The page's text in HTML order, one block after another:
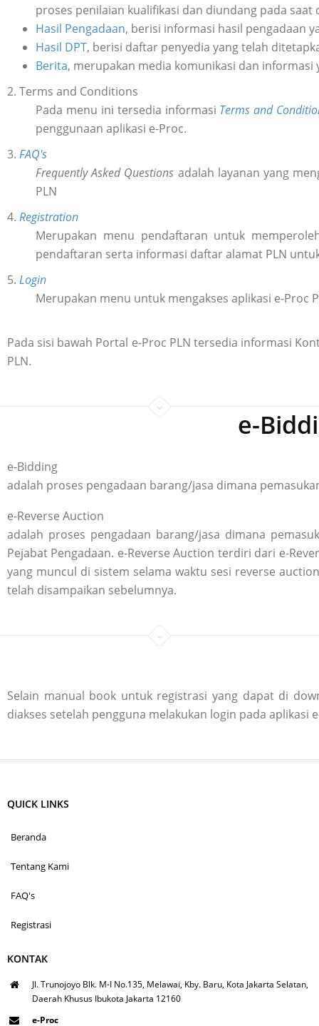
proses penilaian kualifikasi dan diundang pada
Hasil Pengadaan, berisi informasi hasil pengadaan
Hasil DPT, berisi daftar penyedia yang telah
Berita, merupakan media komunikasi dan
2. Terms and Conditions
Pada menu ini tersedia informasi Terms and
penggunaan aplikasi e-Proc.
3. FAQ's
Frequently Asked Questions adalah layanan yang
PLN
4. Registration
Merupakan menu pendaftaran untuk
pendaftaran serta informasi daftar alamat PLN
5. Login
Merupakan menu untuk mengakses aplikasi e-
Pada sisi bawah Portal e-Proc PLN tersedia informasi
PLN.
e-
e-Bidding
adalah proses pengadaan barang/jasa dimana
e-Reverse Auction
adalah proses pengadaan barang/jasa dimana
Pejabat Pengadaan. e-Reverse Auction terdiri dari e-
yang muncul di sistem selama waktu sesi reverse
telah disampaikan sebelumnya.
Selain manual book untuk registrasi yang dapat di
diakses setelah pengguna melakukan login pada aplikasi
QUICK LINKS
Beranda
Tentang Kami
FAQ's
Registrasi
KONTAK
Jl. Trunojoyo Blk. M-I No.135, Melawai, Kby. Baru, Kota Jakarta Selatan,
Daerah Khusus Ibukota Jakarta 12160
e-Proc